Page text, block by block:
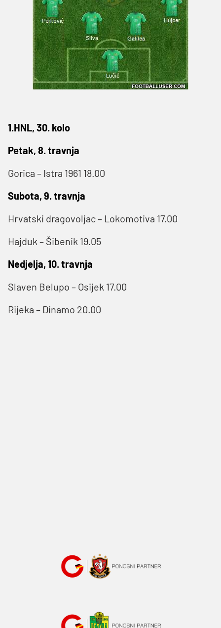
1.HNL, 30. kolo
Petak, 8. travnja
Gorica – Istra 1961 18.00
Subota, 9. travnja
Hrvatski dragovoljac – Lokomotiva 17.00
Hajduk – Šibenik 19.05
Nedjelja, 10. travnja
Slaven Belupo – Osijek 17.00
Rijeka – Dinamo 20.00